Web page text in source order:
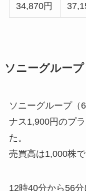
34,870円
ソニーグルー
ソニーグループ（
ナス1,900円のプ
た。
売買高は1,000株で
12時40分から56分